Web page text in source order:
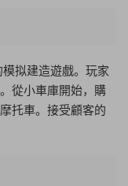
拟建造遊戲。玩家
從小車庫開始，購
托車。接受顧客的